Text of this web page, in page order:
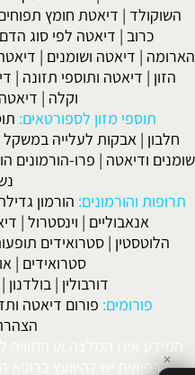
השוקולד | דיאטת חומץ
כרוב | דיאטה לפי סוג הדם
הארומה | דיאטה ושומנים |
הזון | דיאטה ותוספי תזונה |
וקלה |
תוספי מזון לספורטאים:
חלבון | אבקות לעלייה במשקל
שומנים ודיאטה | פרו-הורמונים
תרופות והורמונים: הורמון
אנאבוליים | וינסטרול |
הלוטסטין | סטרואידים
סטרואידים |
דורבולין | בולדנון |
פורומים: פורום דיאטה
המידע אינו המלצה או התוויה
רפואית יש להיוועץ ברופא ✕